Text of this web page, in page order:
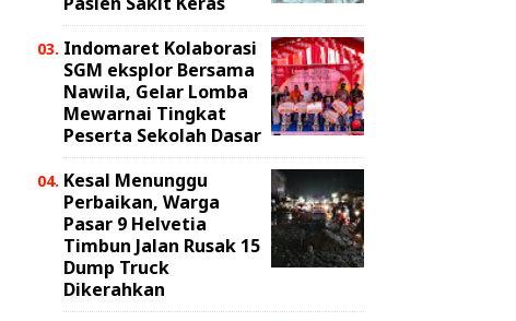
Indomaret Kolaborasi
SGM eksplor Bersama
Nawila, Gelar Lomba
Mewarnai Tingkat
Peserta Sekolah Dasar
Kesal Menunggu
Perbaikan, Warga
Pasar 9 Helvetia
Timbun Jalan Rusak 15
Dump Truck
Dikerahkan